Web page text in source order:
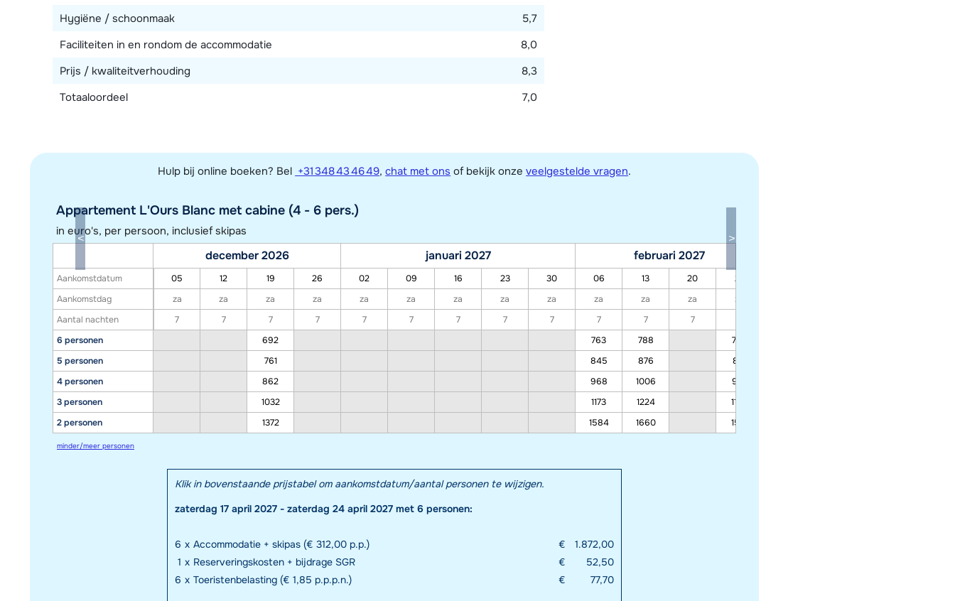
Hygiëne / schoonmaak
5,7
Faciliteiten in en rondom de accommodatie
8,0
Prijs / kwaliteitverhouding
8,3
Totaaloordeel
7,0
Hulp bij online boeken? Bel +31 348 43 46 49,chat met ons of bekijk onzeveelgestelde vragen.
Appartement L'Ours Blanc met cabine (4 - 6 pers.)
in euro's, per persoon, inclusief skipas
Aankomstdatum
Aankomstdag
Aantal nachten
6 personen
5 personen
4 personen
3 personen
2 personen
december 2026 januari 2027 februari 2027
05 12 19 26 02 09 16 23 30 06 13 20 27
za
za za za za za za za za za za za za
7
7 7 7 7 7 7 7 7 7 7 7
692
763 788
739
761
845 876
816
862
968 1006
932
1032
1173 1224
1125
1372
1584 1660 1512
minder/meer personen
Klik in bovenstaande prijstabel om aankomstdatum/aantal personen te wijzigen.
zaterdag 17 april 2027 - zaterdag 24 april 2027 met 6 personen:
6 x Accommodatie + skipas (€ 312,00 p.p.) €
1.872,00
1 x Reserveringskosten + bijdrage SGR €
52,50
6 x Toeristenbelasting (€ 1,85 p.p.p.n.) € 77,70